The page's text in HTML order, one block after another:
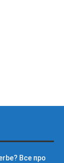
Все про